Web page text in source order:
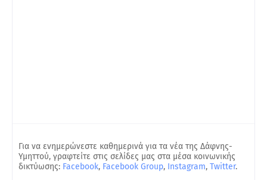
Για να ενημερώνεστε καθημερινά για τα νέα της Δάφνης-
Υμηττού, γραφτείτε στις σελίδες μας στα μέσα κοινωνικής
δικτύωσης: Facebook, Facebook Group, Instagram, Twitter.